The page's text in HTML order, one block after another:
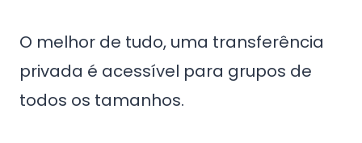
O melhor de tudo, uma transferência
privada é acessível para grupos de
todos os tamanhos.